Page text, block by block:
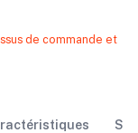
de commande et